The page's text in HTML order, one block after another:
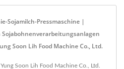
Sojamilch-Pressmaschine |
Soon Lih Food Machine Co., Ltd.
Soon Lih Food Machine Co., Ltd.